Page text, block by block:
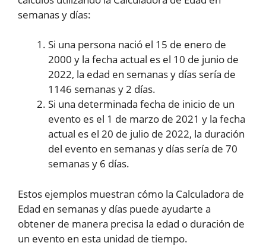
semanas y días:
Si una persona nació el 15 de enero de
2000 y la fecha actual es el 10 de junio de
2022, la edad en semanas y días sería de
1146 semanas y 2 días.
Si una determinada fecha de inicio de un
evento es el 1 de marzo de 2021 y la fecha
actual es el 20 de julio de 2022, la duración
del evento en semanas y días sería de 70
semanas y 6 días.
Estos ejemplos muestran cómo la Calculadora de
Edad en semanas y días puede ayudarte a
obtener de manera precisa la edad o duración de
un evento en esta unidad de tiempo.